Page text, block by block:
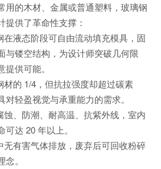
用的木材、金属或普通塑料，玻璃钢
提供了革命性支撑：
在液态阶段可自由流动填充模具，固
与镂空结构，为设计师突破几何限
供可能。
的 1/4，但抗拉强度却超过碳素
轻盈视觉与承重能力的需求。
、防潮、耐高温、抗紫外线，室内
达 20 年以上。
无有害气体排放，废弃后可回收粉碎
。